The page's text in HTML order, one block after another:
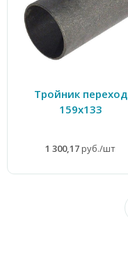
Тройник переход
159х133
1 300,17руб./шт